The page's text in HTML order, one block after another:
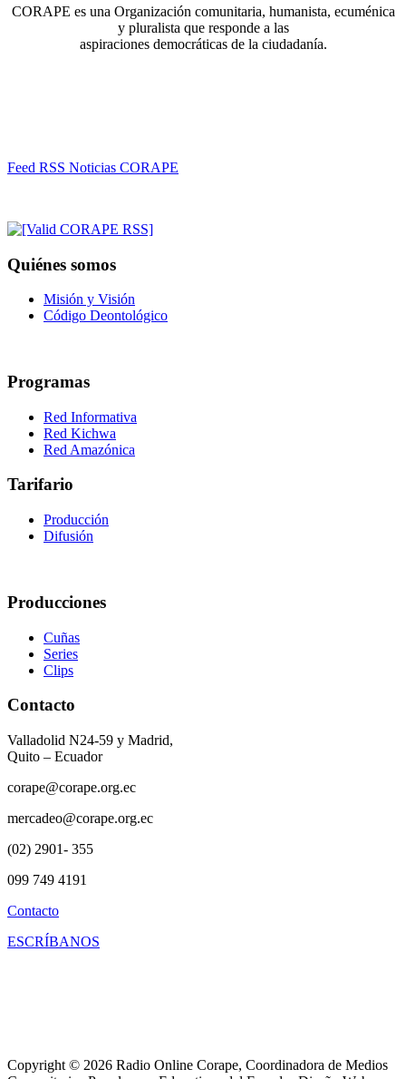
CORAPE es una Organización comunitaria, humanista, ecuménica
y pluralista que responde a las
aspiraciones democráticas de la ciudadanía.
Feed RSS Noticias CORAPE
Quiénes somos
Misión y Visión
Código Deontológico
Programas
Red Informativa
Red Kichwa
Red Amazónica
Tarifario
Producción
Difusión
Producciones
Cuñas
Series
Clips
Contacto
Valladolid N24-59 y Madrid,
Quito – Ecuador
corape@corape.org.ec
mercadeo@corape.org.ec
(02) 2901- 355
099 749 4191
Contacto
ESCRÍBANOS
Copyright © 2026 Radio Online Corape, Coordinadora de Medios